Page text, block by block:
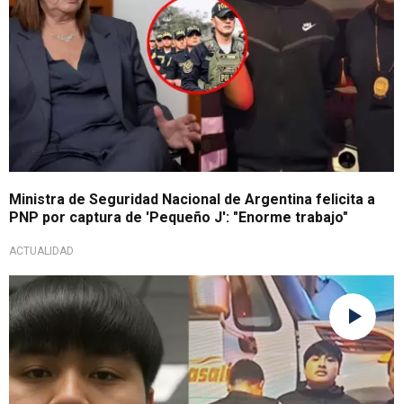
Ministra de Seguridad Nacional de Argentina felicita a
PNP por captura de 'Pequeño J': "Enorme trabajo"
ACTUALIDAD
En territorio peruano